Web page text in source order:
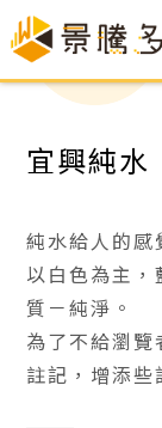
宜興純水
純水給人的感
以白色為主
質－純淨。
為了不給瀏
註記，增添些